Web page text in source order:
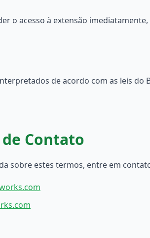
o acesso à extensão
de acordo com as leis do
Contato
sobre estes termos, entre em